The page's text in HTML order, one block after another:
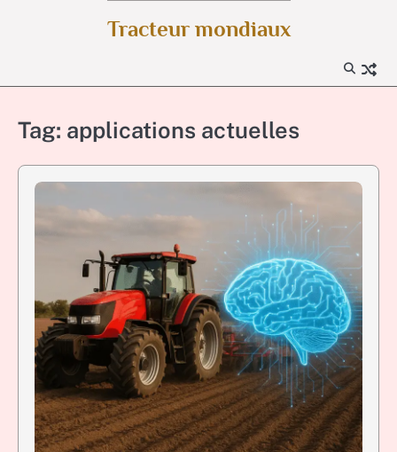
Tracteur mondiaux
Tag: applications actuelles